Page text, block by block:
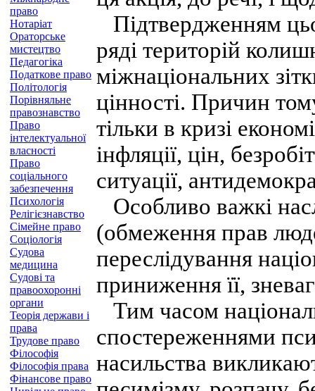
право
Нотаріат
Ораторське
мистецтво
Педагогіка
Податкове право
Політологія
Порівняльне
правознавство
Право
інтелектуальної
власності
Право
соціального
забезпечення
Психологія
Релігієзнавство
Сімейне право
Соціологія
Судова
медицина
Судові та
правоохоронні
органи
Теорія держави і
права
Трудове право
Філософія
Філософія права
Фінансове право
Підтвердженням
ряді територій
міжнаціональних
цінності. Причин
тільки в кризі
інфляції, цін,
ситуації,
Особливо важкі
(обмеження прав
переслідування
приниження її,
Тим часом
спостереженнями
насильства